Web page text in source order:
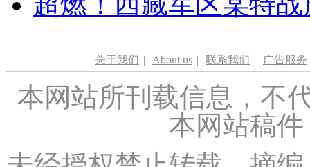
关于我们 | About us | 联系我们 | 广告服务
本网站所刊载信息，不
本网站稿